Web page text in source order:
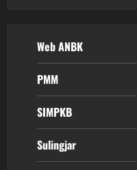
Web ANBK
PMM
SIMPKB
Sulingjar